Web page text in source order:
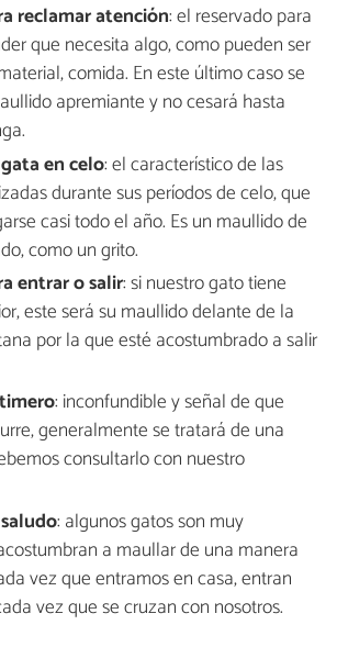
reclamar atención: el reservado para
que necesita algo, como pueden ser
comida. En este último caso se
apremiante y no cesará hasta
en celo: el característico de las
durante sus períodos de celo, que
casi todo el año. Es un maullido de
como un grito.
entrar o salir: si nuestro gato tiene
este será su maullido delante de la
por la que esté acostumbrado a salir
: inconfundible y señal de que
generalmente se tratará de una
consultarlo con nuestro
: algunos gatos son muy
a maullar de una manera
vez que entramos en casa, entran
vez que se cruzan con nosotros.